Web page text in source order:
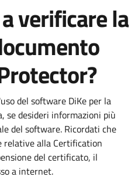
verificare la
del software DiKe per la
se desideri informazioni più
del software. Ricordati che
relative alla Certification
del certificato, il
a internet.